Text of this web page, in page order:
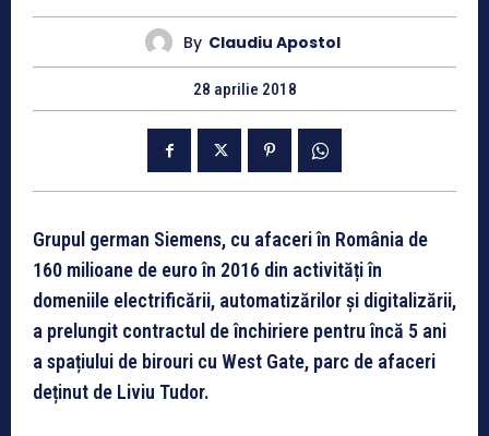
By Claudiu Apostol
28 aprilie 2018
Grupul german Siemens, cu afaceri în România de
160 milioane de euro în 2016 din activități în
domeniile electrificării, automatizărilor și digitalizării,
a prelungit contractul de închiriere pentru încă 5 ani
a spațiului de birouri cu West Gate, parc de afaceri
deținut de Liviu Tudor.